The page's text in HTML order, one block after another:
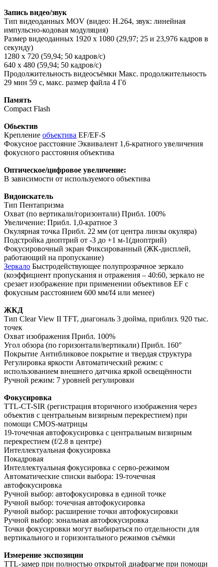
Запись видео/звук
Тип видеоданных MOV (видео: H.264, звук: линейная
импульсно-кодовая модуляция)
Размер видеоданных 1920 x 1080 (29,97; 25 и 23,976 кадров в
секунду)
1280 x 720 (59,94; 50 кадров/с)
640 x 480 (59,94; 50 кадров/с)
Продолжительность видеосъёмки Макс. продолжительность
29 мин 59 с, макс. размер файла 4 Гб
Память
Compact Flash
Обьектив
Крепление объектива EF/EF-S
Фокусное расстояние Эквивалент 1,6-кратного увеличения
фокусного расстояния объектива
Оптическое/цифровое увеличение:
В зависимости от используемого объектива
Видоискатель
Тип Пентапризма
Охват (по вертикали/горизонтали) Прибл. 100%
Увеличение: Прибл. 1,0-кратное 3
Окулярная точка Прибл. 22 мм (от центра линзы окуляра)
Подстройка диоптрий от -3 до +1 м-1(диоптрий)
Фокусировочный экран Фиксированный (ЖК-дисплей,
работающий на пропускание)
Зеркало Быстродействующее полупрозрачное зеркало
(коэффициент пропускания и отражения – 40:60, зеркало не
срезает изображение при применении объективов EF с
фокусным расстоянием 600 мм/f4 или менее)
ЖКД
Тип Clear View II TFT, диагональ 3 дюйма, приблиз. 920 тыс.
точек
Охват изображения Прибл. 100%
Угол обзора (по горизонтали/вертикали) Прибл. 160°
Покрытие Антибликовое покрытие и твердая структура
Регулировка яркости Автоматический режим: с
использованием внешнего датчика яркой освещённости
Ручной режим: 7 уровней регулировки
Фокусировка
TTL-CT-SIR (регистрация вторичного изображения через
объектив с центральным визирным перекрестием) при
помощи CMOS-матрицы
19-точечная автофокусировка с центральным визирным
перекрестием (f/2.8 в центре)
Интеллектуальная фокусировка
Покадровая
Интеллектуальная фокусировка с серво-режимом
Автоматические списки выбора: 19-точечная
автофокусировка
Ручной выбор: автофокусировка в единой точке
Ручной выбор: точечная автофокусировка
Ручной выбор: расширение точки автофокусировки
Ручной выбор: зональная автофокусировка
Точки фокусировки могут выбираться по отдельности для
вертикального и горизонтального режимов съёмки
Измерение экспозиции
TTL-замер при полностью открытой диафрагме при помощи